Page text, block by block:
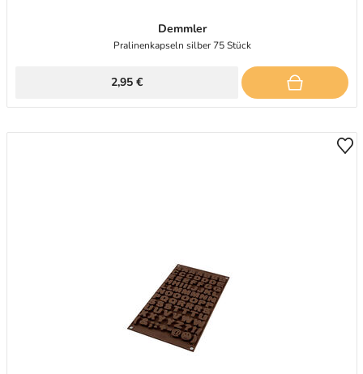
Demmler
Pralinenkapseln silber 75 Stück
2,95 €